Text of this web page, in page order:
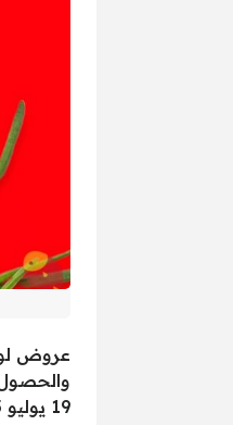
عروض
19 يوليو 2025، نستعرض معكم الآن هذه العروض المميزة بالصور من خلال